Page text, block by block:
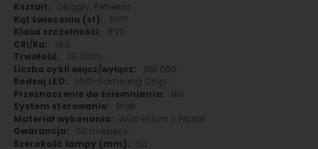
Okrągły, Reflektor
100°
IP20
>80
20 000h
100 000
SMD-Samsung Chip
Nie
Brak
Aluminium + Plastik
60 miesięcy
50